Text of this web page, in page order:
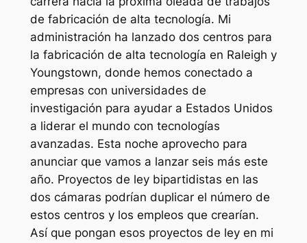
de fabricación de alta tecnología. Mi
administración ha lanzado dos centros para
la fabricación de alta tecnología en Raleigh y
Youngstown, donde hemos conectado a
empresas con universidades de
investigación para ayudar a Estados Unidos
a liderar el mundo con tecnologías
avanzadas. Esta noche aprovecho para
anunciar que vamos a lanzar seis más este
año. Proyectos de ley bipartidistas en las
dos cámaras podrían duplicar el número de
estos centros y los empleos que crearían.
Así que pongan esos proyectos de ley en mi